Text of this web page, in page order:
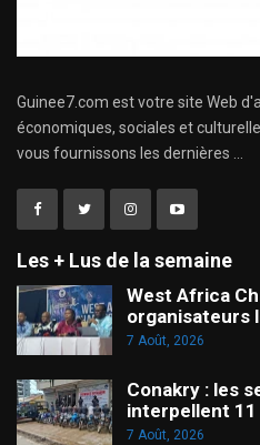
Guinee7.com est votre site Web
économiques, sociales et
vous fournissons les dernières ...
Les + Lus de la semaine
West Africa
organisateurs
7 Août, 2026
Conakry : les
interpellent
7 Août, 2026